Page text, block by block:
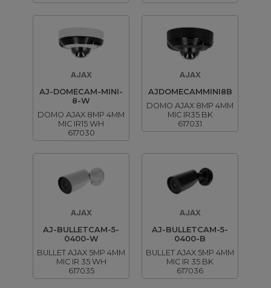
AJAX
AJ-DOMECAM-MINI-
8-W
DOMO AJAX 8MP 4MM
MIC IR15 WH
617030
AJAX
AJDOMECAMMINI8B
DOMO AJAX 8MP 4MM
MIC IR35 BK
617031
AJAX
AJ-BULLETCAM-5-
0400-W
BULLET AJAX 5MP 4MM
MIC IR 35 WH
617035
AJAX
AJ-BULLETCAM-5-
0400-B
BULLET AJAX 5MP 4MM
MIC IR 35 BK
617036